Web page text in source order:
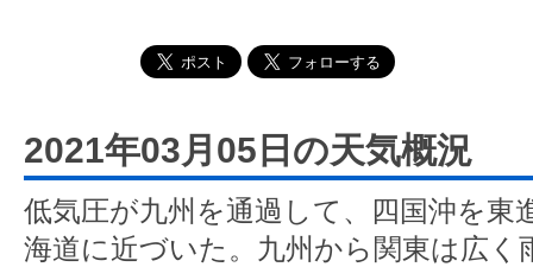
2021年03月05日の天気概況
低気圧が九州を通過して、四国沖を東
海道に近づいた。九州から関東は広く